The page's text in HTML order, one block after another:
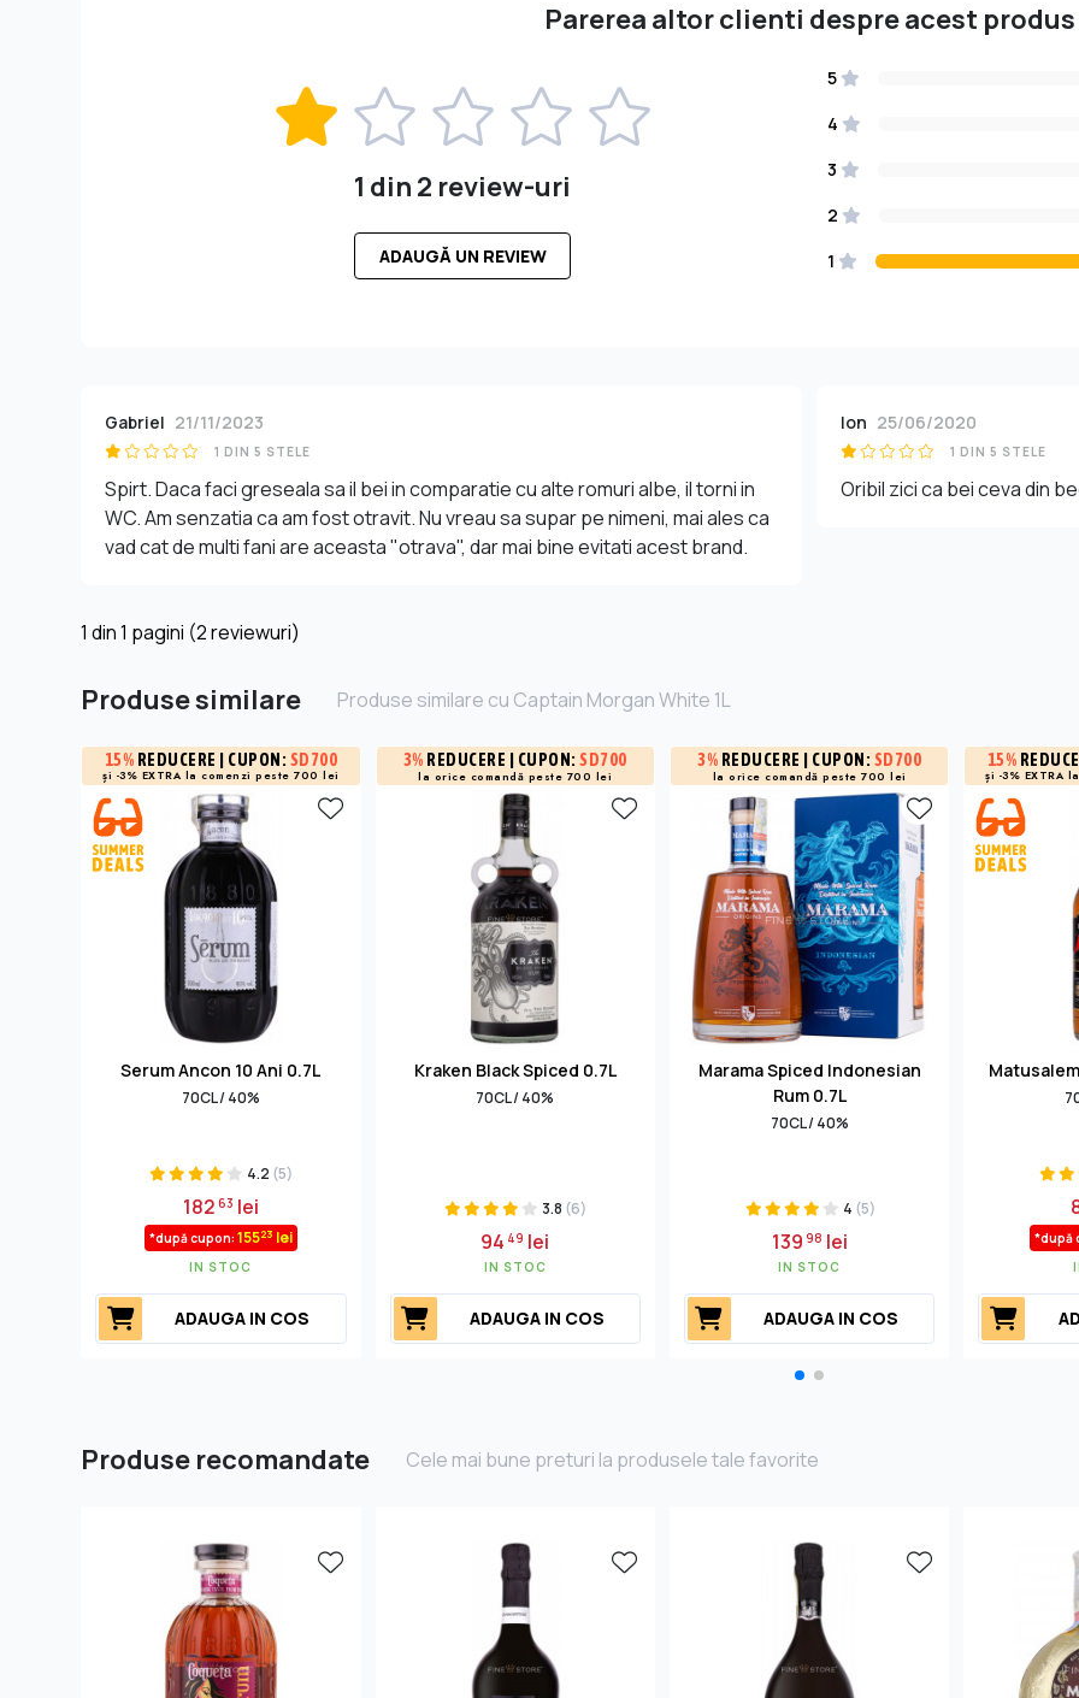
Parerea altor clienti despre acest produs
1 din 2 review-uri
ADAUGĂ UN REVIEW
5
4
3
2
1
Gabriel 21/11/2023
1 DIN 5 STELE
Spirt. Daca faci greseala sa il bei in comparatie cu alte romuri albe, il torni in
WC. Am senzatia ca am fost otravit. Nu vreau sa supar pe nimeni, mai ales ca
vad cat de multi fani are aceasta "otrava", dar mai bine evitati acest brand.
Ion 25/06/2020
1 DIN 5 STELE
Oribil zici ca bei ceva din
1 din1 pagini (2 reviewuri)
Produse similare Produse similare cu Captain Morgan White 1L
15% REDUCERE | CUPON: SD700
și -3% EXTRA la comenzi peste 700 lei
Serum Ancon 10 Ani 0.7L
70CL / 40%
4.2 (5)
18263 lei
*după cupon: 15523 lei
IN STOC
ADAUGA IN COS
3% REDUCERE | CUPON:SD700
la orice comandă peste 700 lei
Kraken Black Spiced 0.7L
70CL / 40%
3.8 (6)
9449 lei
IN STOC
ADAUGA IN COS
3% REDUCERE | CUPON: SD700
la orice comandă peste 700 lei
Marama Spiced Indonesian
Rum 0.7L
70CL / 40%
4 (5)
13998 lei
IN STOC
ADAUGA IN COS
15%
și -3% EXTRA la
*după
Produse recomandate Cele mai bune preturi la produsele tale favorite